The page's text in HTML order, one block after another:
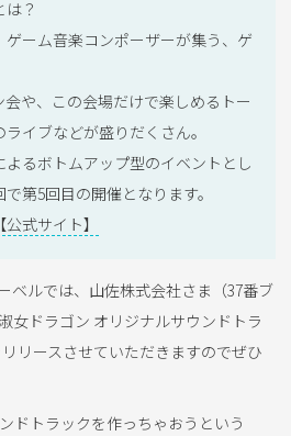
？
ーム音楽コンポーザーが集う、ゲ
や、この会場だけで楽しめるトー
イブなどが盛りだくさん。
るボトムアップ型のイベントとし
第5回目の開催となります。
式サイト】
ベルでは、山佐株式会社さま（37番ブ
女ドラゴン オリジナルサウンドトラ
リースさせていただきますのでぜひ
ドトラックを作っちゃおうという